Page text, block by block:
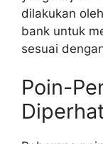
dilakukan
bank untuk
sesuai
Poin-